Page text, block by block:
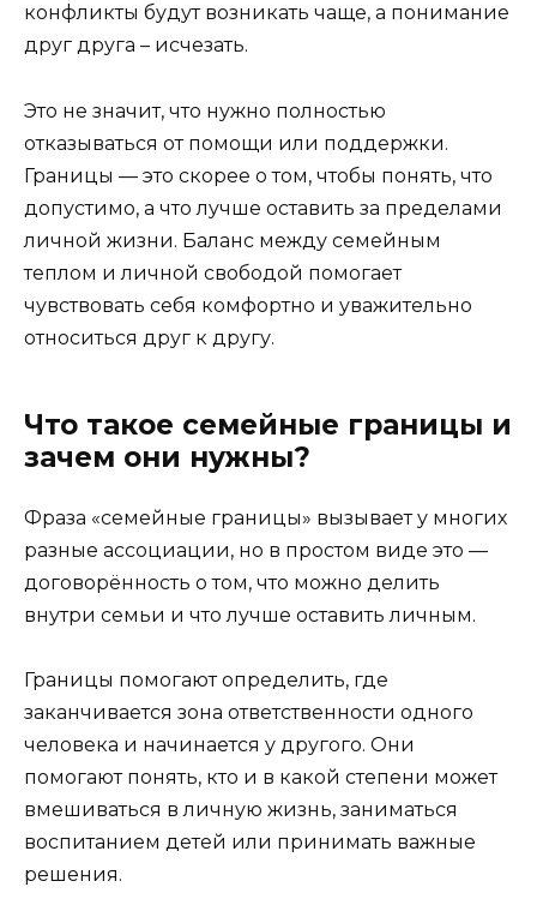
конфликты будут возникать чаще, а понимание
друг друга – исчезать.
Это не значит, что нужно полностью
отказываться от помощи или поддержки.
Границы — это скорее о том, чтобы понять, что
допустимо, а что лучше оставить за пределами
личной жизни. Баланс между семейным
теплом и личной свободой помогает
чувствовать себя комфортно и уважительно
относиться друг к другу.
Что такое семейные границы и
зачем они нужны?
Фраза «семейные границы» вызывает у многих
разные ассоциации, но в простом виде это —
договорённость о том, что можно делить
внутри семьи и что лучше оставить личным.
Границы помогают определить, где
заканчивается зона ответственности одного
человека и начинается у другого. Они
помогают понять, кто и в какой степени может
вмешиваться в личную жизнь, заниматься
воспитанием детей или принимать важные
решения.